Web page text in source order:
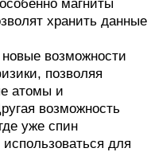
магниты
хранить данные
возможности
позволяя
атомы и
возможность
уже спин
для